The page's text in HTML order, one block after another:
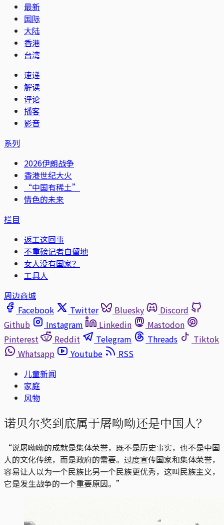
最新
国际
大陆
香港
台湾
速递
解读
评论
播客
影音
系列
2026伊朗战争
香港世纪大火
“中国有稀土”
情色的未来
栏目
返工这回事
不重磅记者自留地
女人没有国家？
工具人
周边商城
Facebook
Twitter Bluesky
Discord
Github
Instagram Linkedin
Mastodon
Pinterest
Reddit Telegram Threads
Tiktok
Whatsapp
Youtube
RSS
儿童新闻
家庭
风物
诺贝尔奖到底属于屠呦呦还是中国人？
“说屠呦呦的成就是集体荣誉，既不是历史事实，也不是中国
人的文化传统，而是政府的需要。过度宣传国家和集体荣誉，
容易让人以为一个民族比另一个民族更优秀，这叫民族主义，
它是发生战争的一个重要原因。”